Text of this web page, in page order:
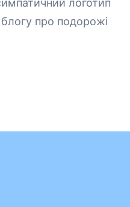
логотип
про подорожі